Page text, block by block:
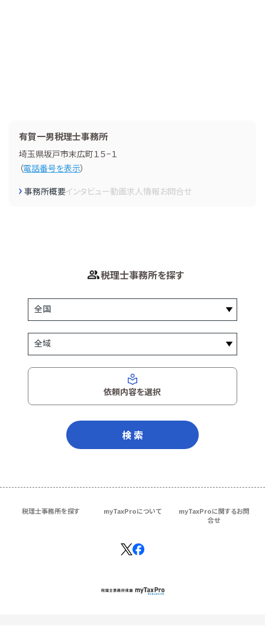
有賀一男税理士事務所
埼玉県坂戸市末広町１５−１
（電話番号を表示）
事務所概要インタビュー動画求人情報お問合せ
税理士事務所を探す
依頼内容を選択
検 索
税理士事務所を探す myTaxProについて
myTaxProに関するお問
合せ